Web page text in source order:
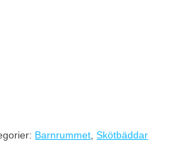
Barnrummet ,Skötbäddar